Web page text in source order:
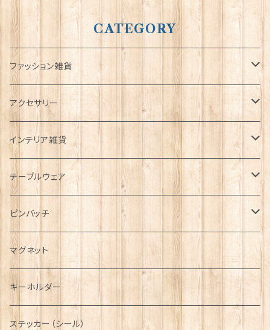
CATEGORY
ファッション雑貨
タータンネクタイ
帽子
キャップ
ハンチング帽
キャスケット
ディアストーカー
ニット帽
Tシャツ
マフラー
タータン【Bronte by Moon】
タータン【Glencroft】
ボタンラップマフラー【Aran Traditions】
サッシュ
スカーフ
ファッションマスク
アクセサリー
ORTAK
ブローチ
ペンダント
チャーム
その他のアクセサリー
インテリア雑貨
インテリア置物
ラブスプーン
ラブスプーン【SION LLEWELLYN】
ラブスプーン【PAUL CURTIS】
ファブリック
テーブルウェア
ティータオル
ペーパーナプキン
ティーコジー
その他テーブルウェア
ピンバッチ
ジェネラルデザイン
乗り物
動物＆植物
ミリタリー
NAVY
ピューター
マグネット
キーホルダー
ステッカー（シール）